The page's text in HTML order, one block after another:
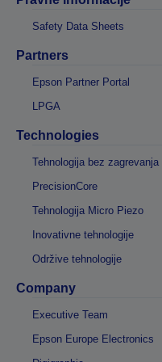
Safety Data Sheets
Partners
Epson Partner Portal
LPGA
Technologies
Tehnologija bez zagrevanja
PrecisionCore
Tehnologija Micro Piezo
Inovativne tehnologije
Održive tehnologije
Company
Executive Team
Epson Europe Electronics